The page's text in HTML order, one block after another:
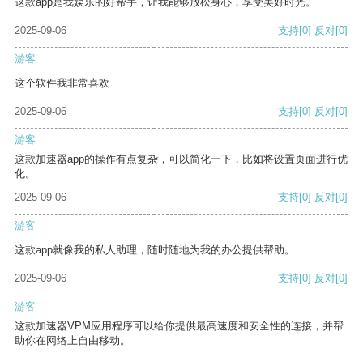
2025-09-06 支持[0] 反对[0]
游客
这个软件我非常喜欢
2025-09-06 支持[0] 反对[0]
游客
这款加速器app的操作有点复杂，可以简化一下，比如将设置页面进行优
化。
2025-09-06
支持[0] 反对[0]
游客
这款app就像我的私人助理，随时随地为我的办公提供帮助。
2025-09-06 支持[0] 反对[0]
游客
这款加速器VPM应用程序可以给你提供最高速度和安全性的连接，并帮
助你在网络上自由移动。